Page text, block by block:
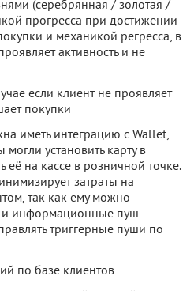
(серебрянная / золотая /
прогресса при достижении
и механикой регресса, в
активность и не
если клиент не проявляет
покупки
иметь интеграцию с Wallet,
установить карту в
её на кассе в розничной точке.
затраты на
так как ему можно
и информационные пуш
триггерные пуши по
по базе клиентов